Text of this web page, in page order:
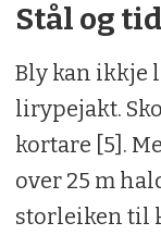
Stål og
Bly kan ikkje
lirypejakt.
kortare [5].
over 25 m
storleiken til